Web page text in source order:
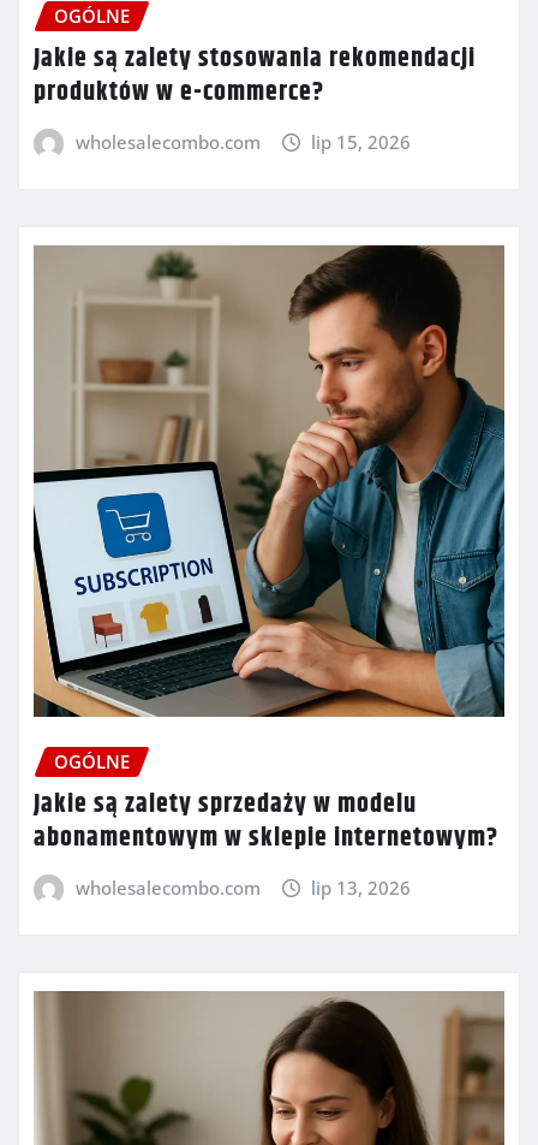
OGÓLNE
Jakie są zalety stosowania rekomendacji
produktów w e-commerce?
wholesalecombo.com lip 15, 2026
OGÓLNE
Jakie są zalety sprzedaży w modelu
abonamentowym w sklepie internetowym?
wholesalecombo.com lip 13, 2026